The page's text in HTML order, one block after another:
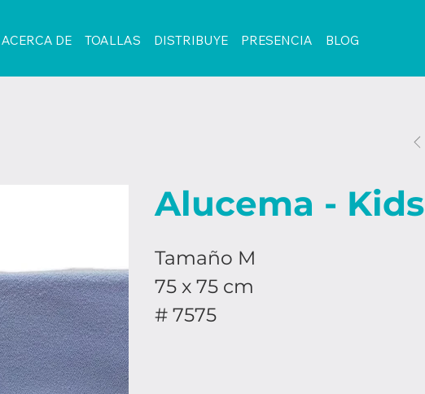
ACERCA DE TOALLAS DISTRIBUYE PRESENCIA BLOG
Alucema - Kids
Tamaño M
75 x 75 cm
# 7575